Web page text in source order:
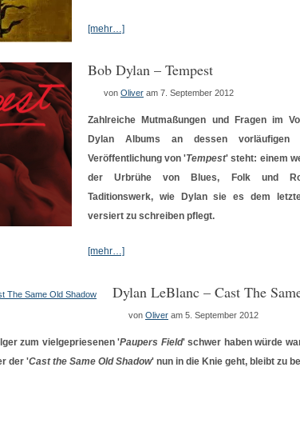
[mehr…]
Bob Dylan – Tempest
von Oliver am 7. September 2012
Zahlreiche Mutmaßungen und Fragen im
Dylan Albums an dessen
Veröffentlichung von 'Tempest' steht: einem
der Urbrühe von Blues, Folk und
Taditionswerk, wie Dylan sie es dem
versiert zu schreiben pflegt.
[mehr…]
Dylan LeBlanc – Cast The
von Oliver am 5. September 2012
zum vielgepriesenen 'Paupers Field' schwer haben würde
der 'Cast the Same Old Shadow' nun in die Knie geht, bleibt zu